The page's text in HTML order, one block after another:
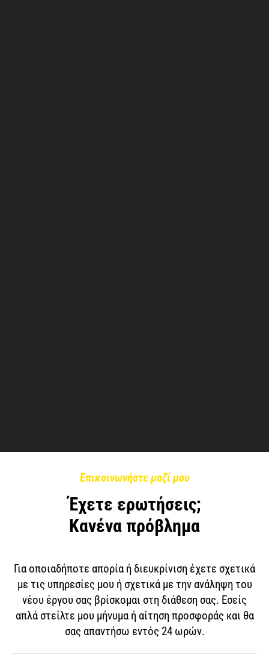
Επικοινωνήστε μαζί μου
Έχετε ερωτήσεις;
Κανένα πρόβλημα
Για οποιαδήποτε απορία ή διευκρίνιση έχετε σχετικά
με τις υπηρεσίες μου ή σχετικά με την ανάληψη του
νέου έργου σας βρίσκομαι στη διάθεση σας. Εσείς
απλά στείλτε μου μήνυμα ή αίτηση προσφοράς και θα
σας απαντήσω εντός 24 ωρών.